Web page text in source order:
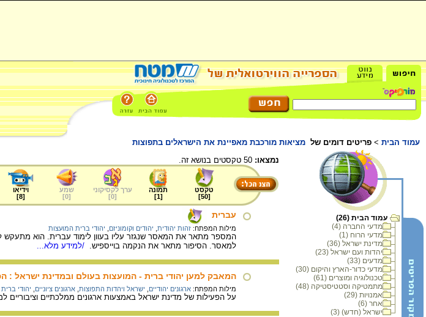
עמוד הבית > פריטים דומים של מציאות מורכבת מאפיינת את הישראלים בתפוצות
עמוד הבית (26)
מדעי החברה (4)
מדעי הרוח (1)
מדינת ישראל (36)
יהדות ועם ישראל (23)
מדעים (33)
מדעי כדור-הארץ והיקום (30)
טכנולוגיה ומוצרים (61)
מתמטיקה וסטטיסטיקה (48)
אמנויות (29)
אחר (6)
ישראל (חדש) (3)
נמצאו:
טקסט
[
50
]
תמונה
[
1
]
ערך לקסיקוני
[
0
]
שמע
[
0
]
וידיאו
[
8
]
עברית
מילות המפתח: זהות יהודית יהודים וקומוניזם יהודי ברית המועצות
המספר מתאר את המאסר שנגזר עליו בעוון לימוד עברית. הוא מתעקש
למאסר. הסיפור מתאר את הנקמה בוייספיש. /למידע מלא...
המאבק למען יהודי ברית - המועצות בעולם ובמדינת ישראל :
מילות המפתח: ארגונים יהודיים ישראל ויהדות התפוצות ארגונים ציוניים יהודי
על הפעילות של מדינת ישראל באמצעות ארגונים ממלכתיים וציבוריים